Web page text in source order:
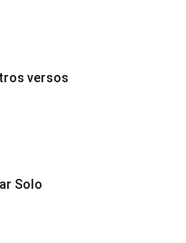
versos
Solo